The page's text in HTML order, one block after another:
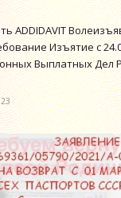
ADDIDAVIT
Изъятие с
Выплатных